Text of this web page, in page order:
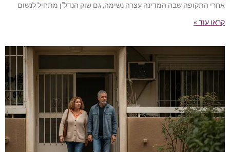
אחרי התקופה שבה המדינה עצרה נשימה, גם שוק הנדל"ן מתחיל לנשום
קראו עוד »